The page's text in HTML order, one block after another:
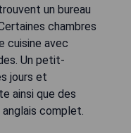
un bureau
chambres
cuisine avec
Un petit-
jours et
ainsi que des
complet.